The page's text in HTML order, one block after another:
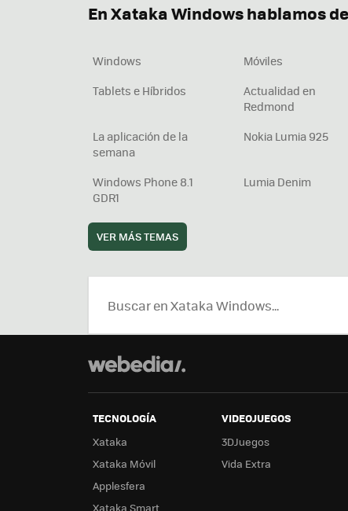
En Xataka Windows hablamos
Windows Móviles
Tablets e Híbridos
Actualidad en
Redmond
La aplicación de la
semana
Nokia Lumia 925
Windows Phone 8.1
GDR1
Lumia Denim
VER MÁS TEMAS
TECNOLOGÍA
Xataka
Xataka Móvil
Applesfera
Xataka Smart
VIDEOJUEGOS
3DJuegos
Vida Extra